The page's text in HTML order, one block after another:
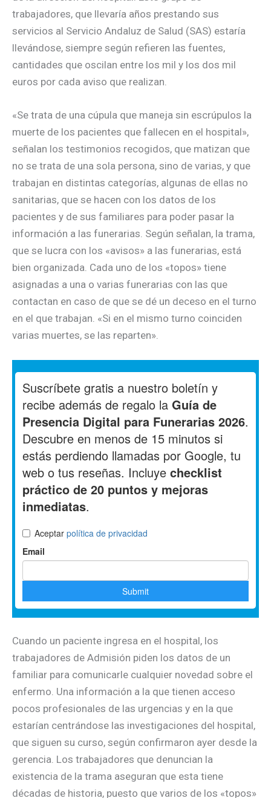
trabajadores, que llevaría años prestando sus
servicios al Servicio Andaluz de Salud (SAS) estaría
llevándose, siempre según refieren las fuentes,
cantidades que oscilan entre los mil y los dos mil
euros por cada aviso que realizan.
«Se trata de una cúpula que maneja sin escrúpulos la
muerte de los pacientes que fallecen en el hospital»,
señalan los testimonios recogidos, que matizan que
no se trata de una sola persona, sino de varias, y que
trabajan en distintas categorías, algunas de ellas no
sanitarias, que se hacen con los datos de los
pacientes y de sus familiares para poder pasar la
información a las funerarias. Según señalan, la trama,
que se lucra con los «avisos» a las funerarias, está
bien organizada. Cada uno de los «topos» tiene
asignadas a una o varias funerarias con las que
contactan en caso de que se dé un deceso en el turno
en el que trabajan. «Si en el mismo turno coinciden
varias muertes, se las reparten».
Cuando un paciente ingresa en el hospital, los
trabajadores de Admisión piden los datos de un
familiar para comunicarle cualquier novedad sobre el
enfermo. Una información a la que tienen acceso
pocos profesionales de las urgencias y en la que
estarían centrándose las investigaciones del hospital,
que siguen su curso, según confirmaron ayer desde la
gerencia. Los trabajadores que denuncian la
existencia de la trama aseguran que esta tiene
décadas de historia, puesto que varios de los «topos»